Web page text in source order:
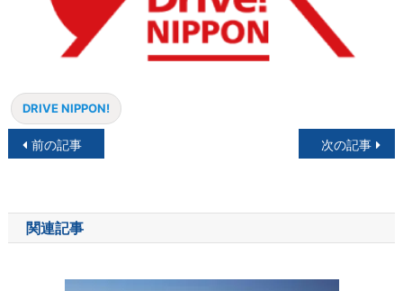
DRIVE NIPPON!
投
ナ
ビ
前の記事 次の記事
関連記事